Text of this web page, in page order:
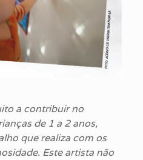
a contribuir no
de 1 a 2 anos,
que realiza com os
Este artista não